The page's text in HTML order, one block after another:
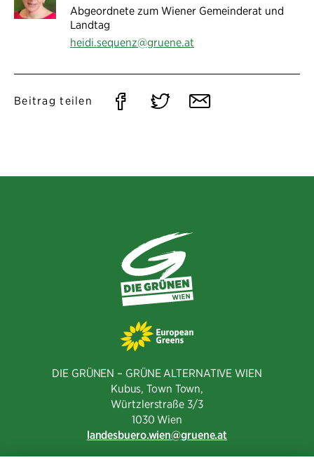
Abgeordnete zum Wiener Gemeinderat und
Landtag
heidi.sequenz@gruene.at
Beitrag teilen
Auf Auf Per
DIE GRÜNEN – GRÜNE ALTERNATIVE WIEN
Kubus, Town Town,
Würtzlerstraße 3/3​
1030 Wien
landesbuero.wien
gruene.at